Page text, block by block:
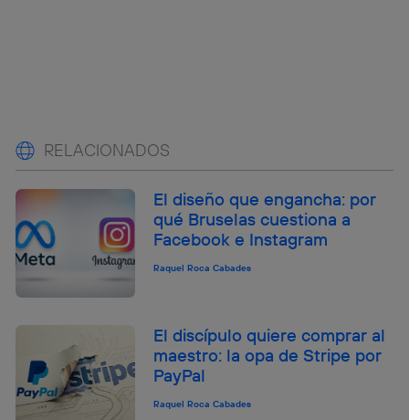
RELACIONADOS
El diseño que engancha: por
qué Bruselas cuestiona a
Facebook e Instagram
Raquel Roca Cabades
El discípulo quiere comprar al
maestro: la opa de Stripe por
PayPal
Raquel Roca Cabades